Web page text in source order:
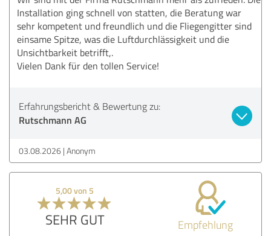
Installation ging schnell von statten, die Beratung war
sehr kompetent und freundlich und die Fliegengitter sind
einsame Spitze, was die Luftdurchlässigkeit und die
Unsichtbarkeit betrifft,.
Vielen Dank für den tollen Service!
Erfahrungsbericht & Bewertung zu:
Rutschmann AG
03.08.2026 Anonym
5,00 von 5
SEHR GUT Empfehlung